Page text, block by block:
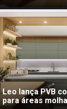
Leo lança PVB
para áreas